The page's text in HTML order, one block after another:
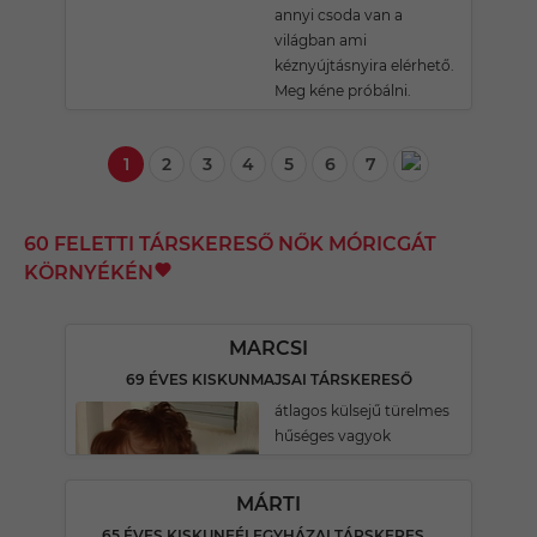
annyi csoda van a
világban ami
kéznyújtásnyira elérhető.
Meg kéne próbálni.
1 2 3 4 5 6 7
60 FELETTI TÁRSKERESŐ NŐK MÓRICGÁT
KÖRNYÉKÉN
MARCSI
69 ÉVES KISKUNMAJSAI TÁRSKERESŐ
átlagos külsejű türelmes
hűséges vagyok
MÁRTI